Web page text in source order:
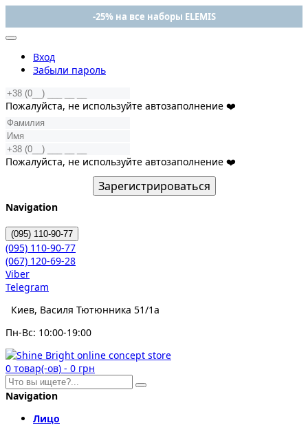
-25% на все наборы ELEMIS
Вход
Забыли пароль
Пожалуйста, не используйте автозаполнение ❤️
Пожалуйста, не используйте автозаполнение ❤️
Зарегистрироваться
Navigation
(095) 110-90-77
(095) 110-90-77
(067) 120-69-28
Viber
Telegram
Киев, Василя Тютюнника 51/1а
Пн-Вс: 10:00-19:00
0 товар(-ов) - 0 грн
Navigation
Лицо